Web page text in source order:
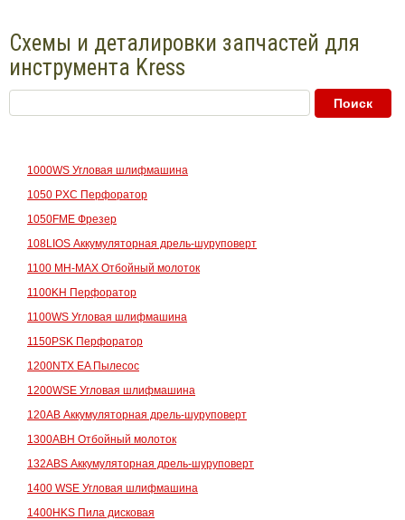
Схемы и деталировки запчастей для
инструмента Kress
1000WS Угловая шлифмашина
1050 PXC Перфоратор
1050FME Фрезер
108LIOS Аккумуляторная дрель-шуруповерт
1100 MH-MAX Отбойный молоток
1100KH Перфоратор
1100WS Угловая шлифмашина
1150PSK Перфоратор
1200NTX EA Пылесос
1200WSE Угловая шлифмашина
120AB Аккумуляторная дрель-шуруповерт
1300ABH Отбойный молоток
132ABS Аккумуляторная дрель-шуруповерт
1400 WSE Угловая шлифмашина
1400HKS Пила дисковая